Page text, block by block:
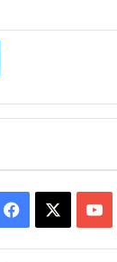
a
o